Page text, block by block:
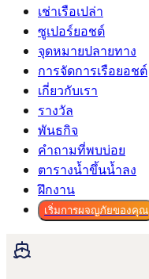
เช่าเรือเปล่า
ซูเปอร์ยอชต์
จุดหมายปลายทาง
การจัดการเรือยอชต์
เกี่ยวกับเรา
รางวัล
พันธกิจ
คำถามที่พบบ่อย
ตารางน้ำขึ้นน้ำลง
ฝึกงาน
เริ่มการผจญภัยของคุณ